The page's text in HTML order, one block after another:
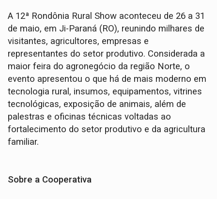
A 12ª Rondônia Rural Show aconteceu de 26 a 31
de maio, em Ji-Paraná (RO), reunindo milhares de
visitantes, agricultores, empresas e
representantes do setor produtivo. Considerada a
maior feira do agronegócio da região Norte, o
evento apresentou o que há de mais moderno em
tecnologia rural, insumos, equipamentos, vitrines
tecnológicas, exposição de animais, além de
palestras e oficinas técnicas voltadas ao
fortalecimento do setor produtivo e da agricultura
familiar.
Sobre a Cooperativa